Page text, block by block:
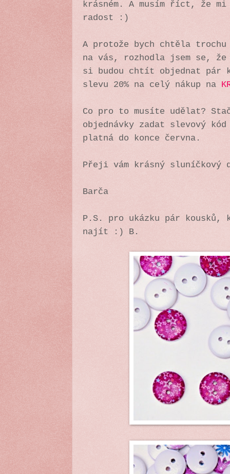
krásném. A musím říct, že
radost :)
A protože bych chtěla
na vás, rozhodla jsem se, že
si budou chtít objednat pár
slevu 20% na celý nákup na
Co pro to musíte udělat?
objednávky zadat slevový
platná do konce června.
Přeji vám krásný
Barča
P.S. pro ukázku pár kousků,
najít :) B.